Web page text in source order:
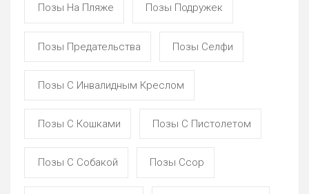
Позы На Пляже Позы Подружек
Позы Предательства Позы Селфи
Позы С Инвалидным Креслом
Позы С Кошками Позы С Пистолетом
Позы С Собакой Позы Ссор